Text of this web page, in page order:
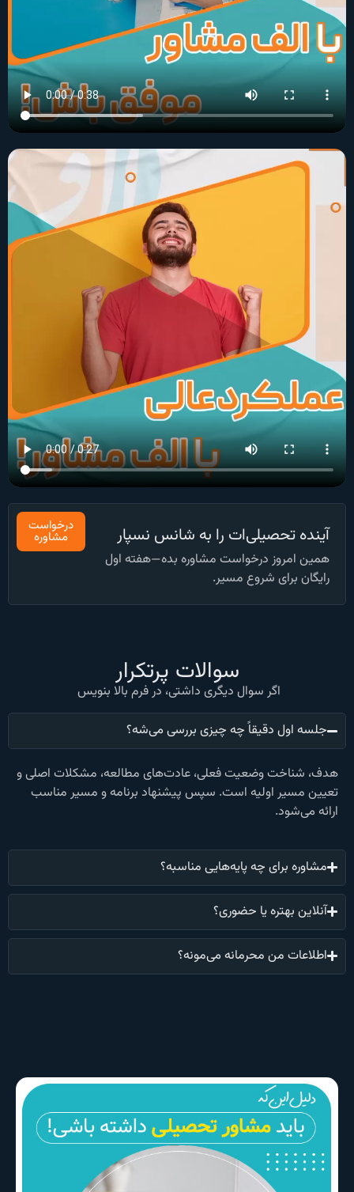
آینده تحصیلی‌ات را به شانس نسپار
همین امروز درخواست مشاوره بده—هفته اول
رایگان برای شروع مسیر.
درخواست
مشاوره
سوالات پرتکرار
اگر سوال دیگری داشتی، در فرم بالا بنویس
جلسه اول دقیقاً چه چیزی بررسی می‌شه؟
هدف، شناخت وضعیت فعلی، عادت‌های مطالعه، مشکلات اصلی و
تعیین مسیر اولیه است. سپس پیشنهاد برنامه و مسیر مناسب
ارائه می‌شود.
مشاوره برای چه پایه‌هایی مناسبه؟
آنلاین بهتره یا حضوری؟
اطلاعات من محرمانه می‌مونه؟